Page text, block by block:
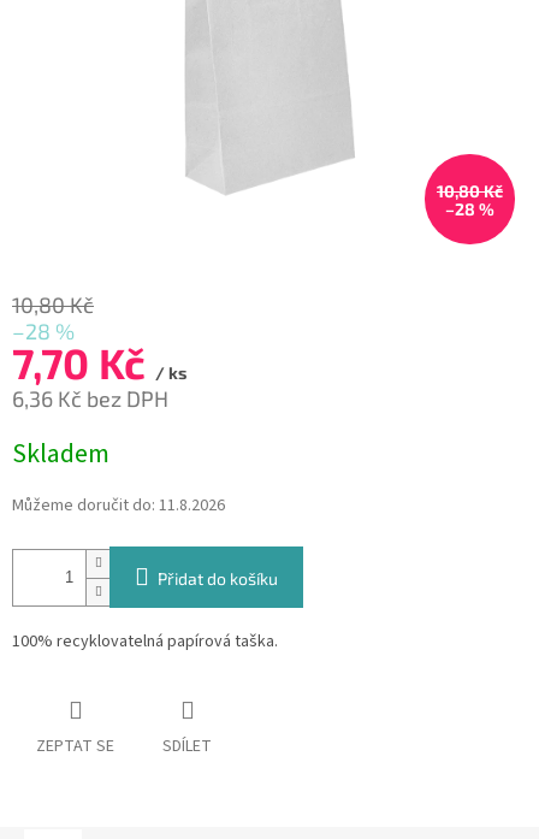
10,80 Kč
–28 %
10,80 Kč
–28 %
7,70 Kč / ks
6,36 Kč bez DPH
cena:
Skladem
Můžeme doručit do: 11.8.2026
Přidat do košíku
100% recyklovatelná papírová taška.
ZEPTAT SE SDÍLET